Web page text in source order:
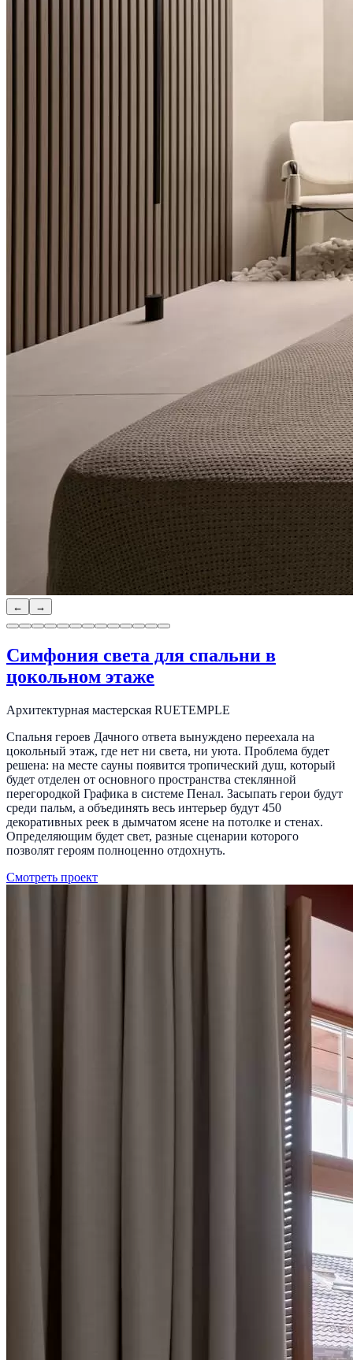
← →
Симфония света для спальни в
цокольном этаже
Архитектурная мастерская RUETEMPLE
Спальня героев Дачного ответа вынуждено переехала на
цокольный этаж, где нет ни света, ни уюта. Проблема будет
решена: на месте сауны появится тропический душ, который
будет отделен от основного пространства стеклянной
перегородкой Графика в системе Пенал. Засыпать герои будут
среди пальм, а объединять весь интерьер будут 450
декоративных реек в дымчатом ясене на потолке и стенах.
Определяющим будет свет, разные сценарии которого
позволят героям полноценно отдохнуть.
Смотреть проект